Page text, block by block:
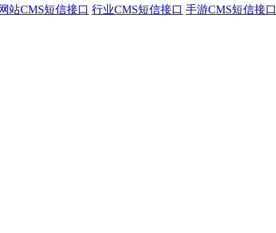
网站CMS短信接口 行业CMS短信接口 手游CMS短信接口